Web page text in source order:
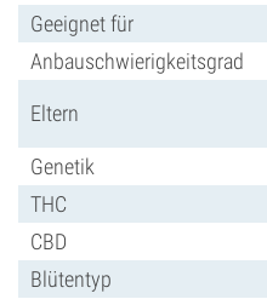
Geeignet für
Anbauschwierigkeitsgrad
Eltern
Genetik
THC
CBD
Blütentyp